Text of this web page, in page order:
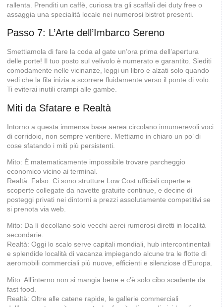
rallenta. Prenditi un caffè, curiosa tra gli scaffali dei duty free o
assaggia una specialità locale nei numerosi bistrot presenti.
Passo 7: L’Arte dell’Imbarco Sereno
Smettiamola di fare la coda al gate un’ora prima dell’apertura
delle porte! Il tuo posto sul velivolo è numerato e garantito. Siediti
comodamente nelle vicinanze, leggi un libro e alzati solo quando
vedi che la fila inizia a scorrere fluidamente verso il ponte di volo.
Ti eviterai inutili crampi alle gambe.
Miti da Sfatare e Realtà
Intorno a questa immensa base aerea circolano innumerevoli voci
di corridoio, non sempre veritiere. Mettiamo in chiaro un po’ di
cose sfatando i miti più persistenti.
Mito: È matematicamente impossibile trovare parcheggio
economico vicino ai terminal.
Realtà: Falso. Ci sono strutture Low Cost ufficiali coperte e
scoperte collegate da navette gratuite continue, e decine di
posteggi privati nei dintorni a prezzi assolutamente competitivi se
si prenota via web.
Mito: Da lì decollano solo vecchi aerei rumorosi diretti in località
secondarie.
Realtà: Oggi lo scalo serve capitali mondiali, hub intercontinentali
e splendide località di vacanza impiegando alcune tra le flotte di
aeromobili commerciali più nuove, efficienti e silenziose d’Europa.
Mito: All’interno non si mangia bene e c’è solo cibo scadente da
fast food.
Realtà: Oltre alle catene rapide, le gallerie commerciali